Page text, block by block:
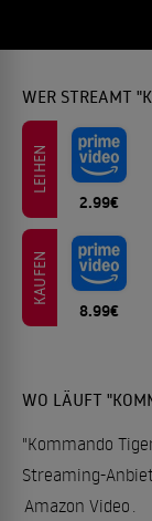
WER STREAMT
LEIHEN
2.99€
KAUFEN
8.99€
WO LÄUFT
"Kommando
Streaming-
Amazon Video .